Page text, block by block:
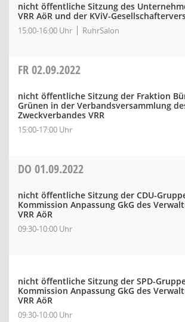
nicht öffentliche Sitzung des
VRR AöR und der KViV-
15:00-16:00 Uhr RuhrSalon
FR02.09.2022
nicht öffentliche Sitzung der Fraktion
Grünen in der Verbandsversammlung
Zweckverbandes VRR
15:00-17:00 Uhr
DO 01.09.2022
nicht öffentliche Sitzung der CDU-
Kommission Anpassung GkG des
VRR AöR
09:30-10:00 Uhr
nicht öffentliche Sitzung der SPD-
Kommission Anpassung GkG des
VRR AöR
09:30-10:00 Uhr